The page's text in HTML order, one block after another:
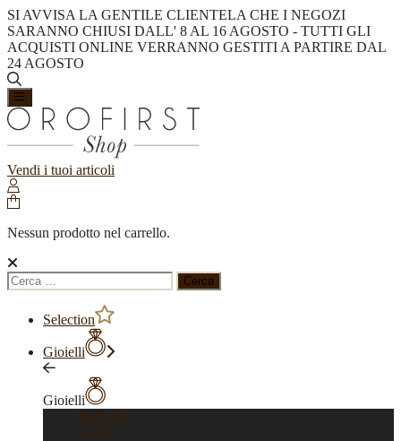
SI AVVISA LA GENTILE CLIENTELA CHE I NEGOZI
SARANNO CHIUSI DALL' 8 AL 16 AGOSTO - TUTTI GLI
ACQUISTI ONLINE VERRANNO GESTITI A PARTIRE DAL
24 AGOSTO
Vendi i tuoi articoli
Nessun prodotto nel carrello.
Ricerca
per:
Selection
Gioielli
Gioielli
Vedi tutti
Anelli